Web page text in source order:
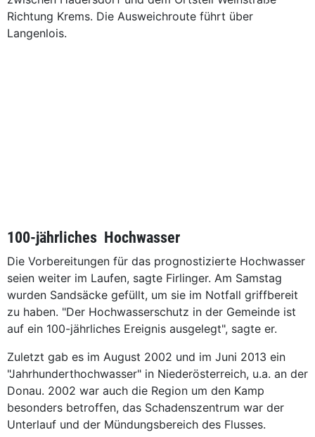
Richtung Krems. Die Ausweichroute führt über
Langenlois.
100-jährliches Hochwasser
Die Vorbereitungen für das prognostizierte Hochwasser
seien weiter im Laufen, sagte Firlinger. Am Samstag
wurden Sandsäcke gefüllt, um sie im Notfall griffbereit
zu haben. "Der Hochwasserschutz in der Gemeinde ist
auf ein 100-jährliches Ereignis ausgelegt", sagte er.
Zuletzt gab es im August 2002 und im Juni 2013 ein
"Jahrhunderthochwasser" in Niederösterreich, u.a. an der
Donau. 2002 war auch die Region um den Kamp
besonders betroffen, das Schadenszentrum war der
Unterlauf und der Mündungsbereich des Flusses.